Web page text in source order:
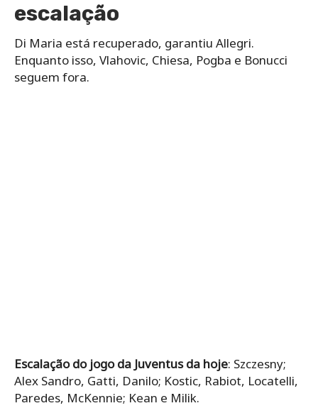
escalação
Di Maria está recuperado, garantiu Allegri.
Enquanto isso, Vlahovic, Chiesa, Pogba e Bonucci
seguem fora.
Escalação do jogo da Juventus da hoje: Szczesny;
Alex Sandro, Gatti, Danilo; Kostic, Rabiot, Locatelli,
Paredes, McKennie; Kean e Milik.